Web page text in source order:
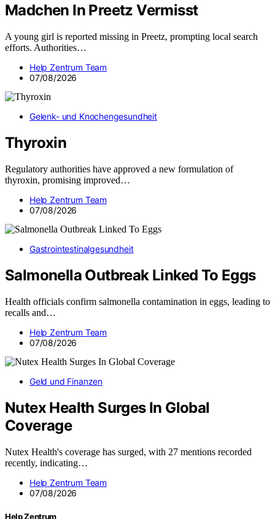
Madchen In Preetz Vermisst
A young girl is reported missing in Preetz, prompting local search
efforts. Authorities…
Help Zentrum Team
07/08/2026
Gelenk- und Knochengesundheit
Thyroxin
Regulatory authorities have approved a new formulation of
thyroxin, promising improved…
Help Zentrum Team
07/08/2026
Gastrointestinalgesundheit
Salmonella Outbreak Linked To Eggs
Health officials confirm salmonella contamination in eggs, leading to
recalls and…
Help Zentrum Team
07/08/2026
Geld und Finanzen
Nutex Health Surges In Global
Coverage
Nutex Health's coverage has surged, with 27 mentions recorded
recently, indicating…
Help Zentrum Team
07/08/2026
Help Zentrum